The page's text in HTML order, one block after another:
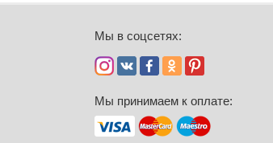
Мы в соцсетях:
Мы принимаем к оплате: